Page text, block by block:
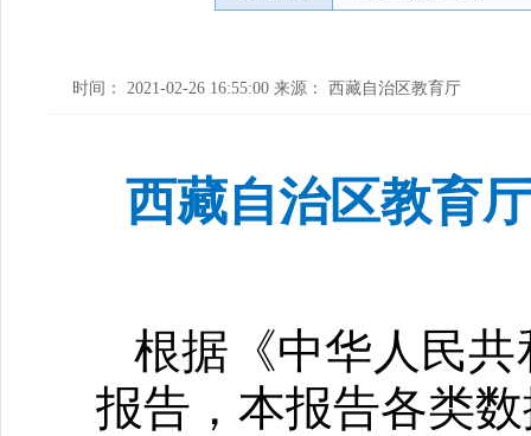
时间： 2021-02-26 16:55:00 来源： 西藏自治区教育厅
西藏自治区教育
根据《中华人民
报告，本报告各类